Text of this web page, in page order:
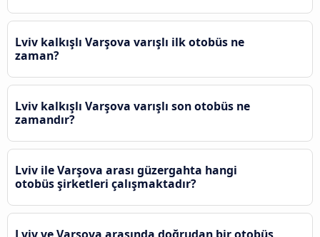
Lviv kalkışlı Varşova varışlı ilk otobüs ne
zaman?
Lviv kalkışlı Varşova varışlı son otobüs ne
zamandır?
Lviv ile Varşova arası güzergahta hangi
otobüs şirketleri çalışmaktadır?